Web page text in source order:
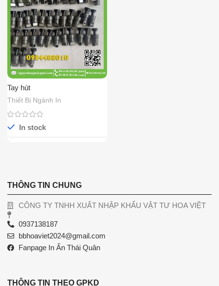
Tay hút
Thiết Bị Ngành In
In stock
THÔNG TIN CHUNG
CÔNG TY TNHH XUẤT NHẬP KHẨU VẬT TƯ HOA VIỆT
0937138187
bbhoaviet2024@gmail.com
Fanpage In Ấn Thái Quân
THÔNG TIN THEO GPKD